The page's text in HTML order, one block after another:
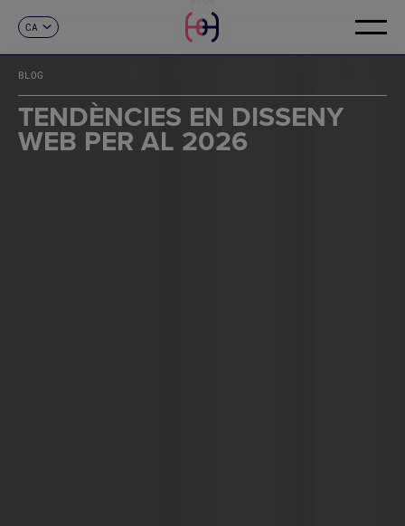
CA
FR
DE
IT
PT
CONTACTE
BLOG
TENDÈNCIES EN DISSENY
WEB PER AL 2026